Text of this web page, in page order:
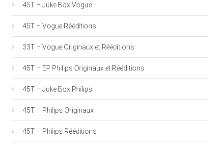
45T – Juke Box Vogue
45T – Vogue Rééditions
33T – Vogue Originaux et Rééditions
45T – EP Philips Originaux et Rééditions
45T – Juke Box Philips
45T – Philips Originaux
45T – Philips Rééditions